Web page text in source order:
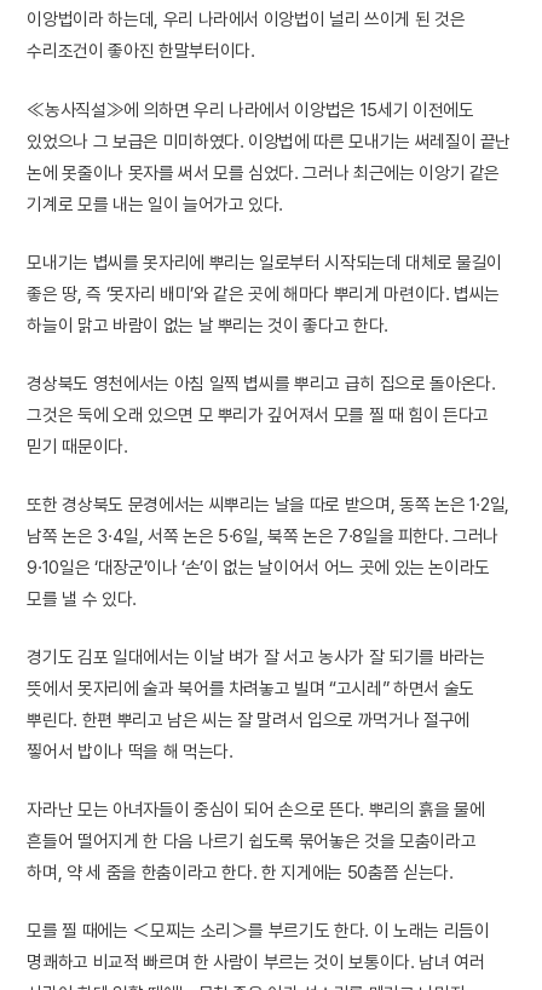
이앙법이라 하는데, 우리 나라에서 이앙법이 널리 쓰이게 된 것은
수리조건이 좋아진 한말부터이다.
≪농사직설≫에 의하면 우리 나라에서 이앙법은 15세기 이전에도
있었으나 그 보급은 미미하였다. 이앙법에 따른 모내기는 써레질이 끝난
논에 못줄이나 못자를 써서 모를 심었다. 그러나 최근에는 이앙기 같은
기계로 모를 내는 일이 늘어가고 있다.
모내기는 볍씨를 못자리에 뿌리는 일로부터 시작되는데 대체로 물길이
좋은 땅, 즉 ‘못자리 배미’와 같은 곳에 해마다 뿌리게 마련이다. 볍씨는
하늘이 맑고 바람이 없는 날 뿌리는 것이 좋다고 한다.
경상북도 영천에서는 아침 일찍 볍씨를 뿌리고 급히 집으로 돌아온다.
그것은 둑에 오래 있으면 모 뿌리가 깊어져서 모를 찔 때 힘이 든다고
믿기 때문이다.
또한 경상북도 문경에서는 씨뿌리는 날을 따로 받으며, 동쪽 논은 1·2일,
남쪽 논은 3·4일, 서쪽 논은 5·6일, 북쪽 논은 7·8일을 피한다. 그러나
9·10일은 ‘대장군’이나 ‘손’이 없는 날이어서 어느 곳에 있는 논이라도
모를 낼 수 있다.
경기도 김포 일대에서는 이날 벼가 잘 서고 농사가 잘 되기를 바라는
뜻에서 못자리에 술과 북어를 차려놓고 빌며 “고시레” 하면서 술도
뿌린다. 한편 뿌리고 남은 씨는 잘 말려서 입으로 까먹거나 절구에
찧어서 밥이나 떡을 해 먹는다.
자라난 모는 아녀자들이 중심이 되어 손으로 뜬다. 뿌리의 흙을 물에
흔들어 떨어지게 한 다음 나르기 쉽도록 묶어놓은 것을 모춤이라고
하며, 약 세 줌을 한춤이라고 한다. 한 지게에는 50춤쯤 싣는다.
모를 찔 때에는 ＜모찌는 소리＞를 부르기도 한다. 이 노래는 리듬이
명쾌하고 비교적 빠르며 한 사람이 부르는 것이 보통이다. 남녀 여러